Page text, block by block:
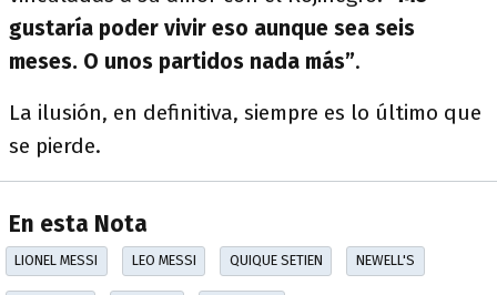
gustaría poder vivir eso aunque sea seis
meses. O unos partidos nada más”.
La ilusión, en definitiva, siempre es lo último que
se pierde.
En esta Nota
LIONEL MESSI LEO MESSI QUIQUE SETIEN NEWELL'S